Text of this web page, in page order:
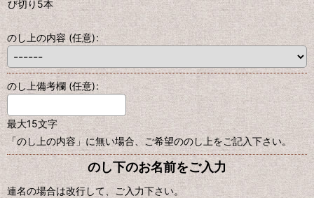
び切り5本
のし上の内容(任意):
のし上備考欄(任意):
最大15文字
「のし上の内容」に無い場合、ご希望ののし上をご記入下さい。
のし下のお名前をご入力
連名の場合は改行して、ご入力下さい。